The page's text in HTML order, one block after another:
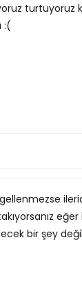
turtuyoruz
:(
bir şey